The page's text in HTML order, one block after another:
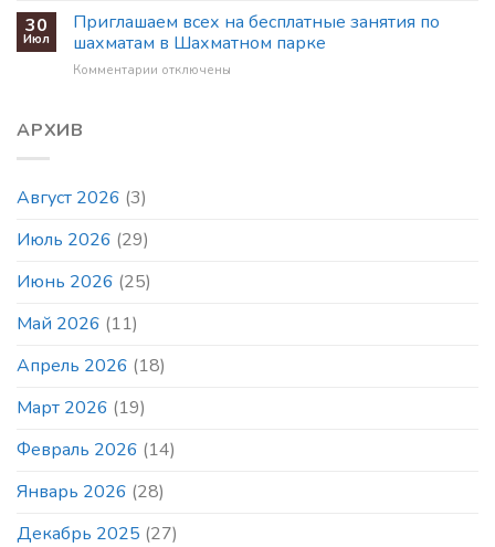
гроссмейстеров
Ждём
завтра
и
в
в
том
30
Июл
Приглашаем всех на бесплатные занятия по
шахматам в Шахматном парке
Комментарии котключены
АРХИВ
Август 2026 (3)
Июль 2026 (29)
Июнь 2026 (25)
Май 2026 (11)
Апрель 2026 (18)
Март 2026 (19)
Февраль 2026 (14)
Январь 2026 (28)
Декабрь 2025 (27)